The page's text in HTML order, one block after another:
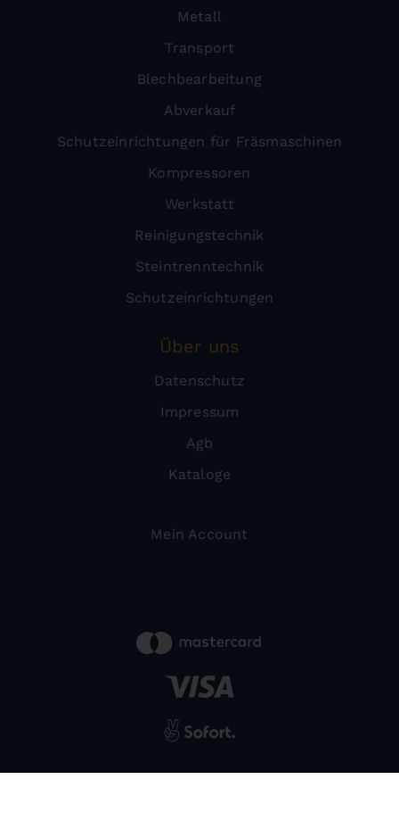
Metall
Transport
Blechbearbeitung
Abverkauf
Schutzeinrichtungen für Fräsmaschinen
Kompressoren
Werkstatt
Reinigungstechnik
Steintrenntechnik
Schutzeinrichtungen
Über uns
Datenschutz
Impressum
Agb
Kataloge
Mein Account